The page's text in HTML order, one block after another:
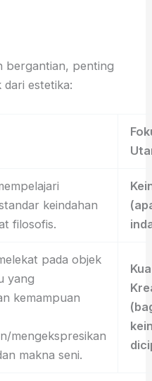
bergantian, penting
estetika:
keindahan
filosofis.
pada objek
yang
kemampuan
mengekspresikan
makna seni.